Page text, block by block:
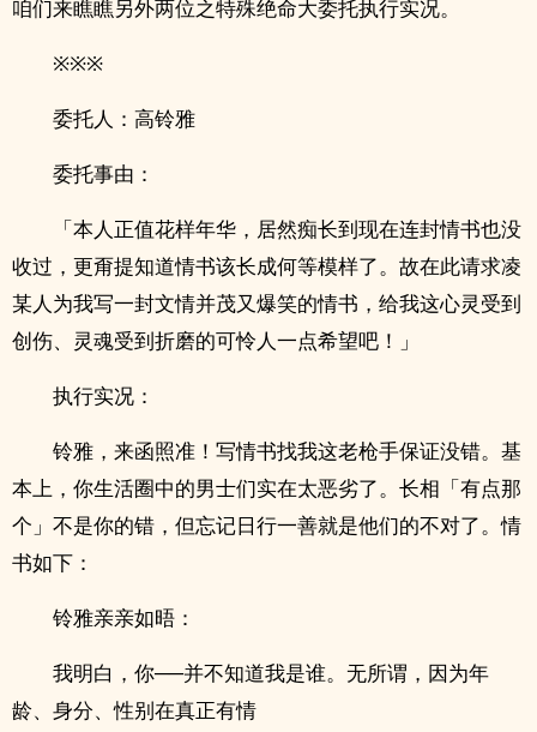
咱们来瞧瞧另外两位之特殊绝命大委托执行实况。
※※※
委托人：高铃雅
委托事由：
「本人正值花样年华，居然痴长到现在连封情书也没
收过，更甭提知道情书该长成何等模样了。故在此请求凌
某人为我写一封文情并茂又爆笑的情书，给我这心灵受到
创伤、灵魂受到折磨的可怜人一点希望吧！」
执行实况：
铃雅，来函照准！写情书找我这老枪手保证没错。基
本上，你生活圈中的男士们实在太恶劣了。长相「有点那
个」不是你的错，但忘记日行一善就是他们的不对了。情
书如下：
铃雅亲亲如晤：
我明白，你──并不知道我是谁。无所谓，因为年
龄、身分、性别在真正有情